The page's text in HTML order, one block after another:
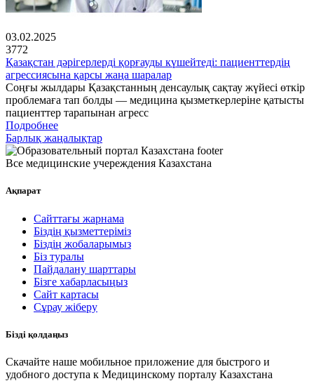
03.02.2025
3772
Қазақстан дәрігерлерді қорғауды күшейтеді: пациенттердің
агрессиясына қарсы жаңа шаралар
Соңғы жылдары Қазақстанның денсаулық сақтау жүйесі өткір
проблемаға тап болды — медицина қызметкерлеріне қатысты
пациенттер тарапынан агресс
Подробнее
Барлық жаңалықтар
Все медицинские учереждения Казахстана
Ақпарат
Сайттағы жарнама
Біздің қызметтеріміз
Біздің жобаларымыз
Біз туралы
Пайдалану шарттары
Бізге хабарласыңыз
Сайт картасы
Сұрау жіберу
Бізді қолдаңыз
Скачайте наше мобильное приложение для быстрого и
удобного доступа к Медицинскому порталу Казахстана